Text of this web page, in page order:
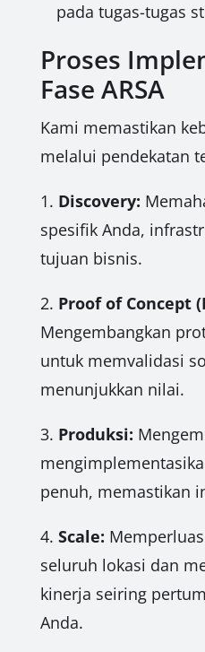
pada tugas-tugas
Proses
Fase ARSA
Kami memastikan
melalui pendekatan
1. Discovery:
spesifik Anda,
tujuan bisnis.
2. Proof of Concept
Mengembangkan
untuk memvalidasi
menunjukkan nilai.
3. Produksi:
penuh, memastikan
4. Scale:
seluruh lokasi dan
kinerja seiring
Anda.